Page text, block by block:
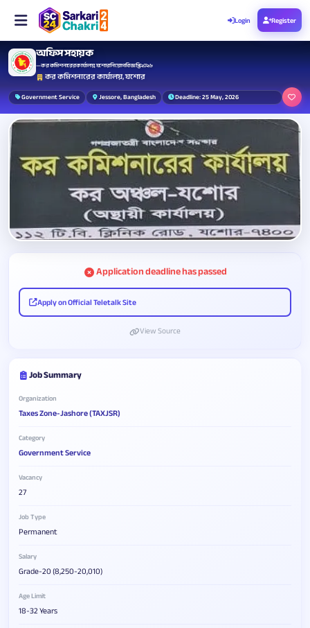
Login Register
অফিস সহায়ক
— কর কমিশনারের কার্যালয়, যশোর নিয়োগ বিজ্ঞপ্তি ২০২৬
কর কমিশনারের কার্যালয়, যশোর
Government Service Jessore, Bangladesh Deadline: 25 May, 2026
Application deadline has passed
Apply on Official Teletalk Site
View Source
Job Summary
Organization
Taxes Zone-Jashore (TAXJSR)
Category
Government Service
Vacancy
27
Job Type
Permanent
Salary
Grade-20 (8,250-20,010)
Age Limit
18-32 Years